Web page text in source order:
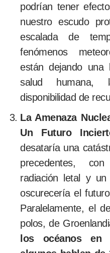
podrían tener
nuestro escudo
escalada de
fenómenos
están dejando una
salud
disponibilidad de
La Amenaza
Un Futuro
desataría una
precedentes,
radiación letal y un
oscurecería el
Paralelamente, el
polos, de
los océanos en